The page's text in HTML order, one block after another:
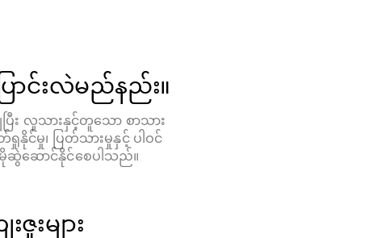
ာင်းလဲမည်နည်း။
ြီး လူသားနှင့်တူသော စာသား
င်မှု၊ ပြတ်သားမှုနှင့် ပါဝင်
ဆွဲဆောင်နိုင်စေပါသည်။
းများ